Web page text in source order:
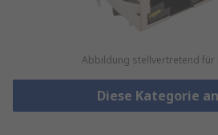
Abbildung stellvertretend für
Diese Kategorie